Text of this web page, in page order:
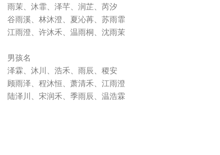
雨茉、沐霏、泽芊、润芷、芮汐
谷雨溪、林沐澄、夏沁苒、苏雨霏
江雨澄、许沐禾、温雨桐、沈雨茉
男孩名
泽霖、沐川、浩禾、雨辰、稷安
顾雨泽、程沐恒、萧清禾、江雨澄
陆泽川、宋润禾、季雨辰、温浩霖